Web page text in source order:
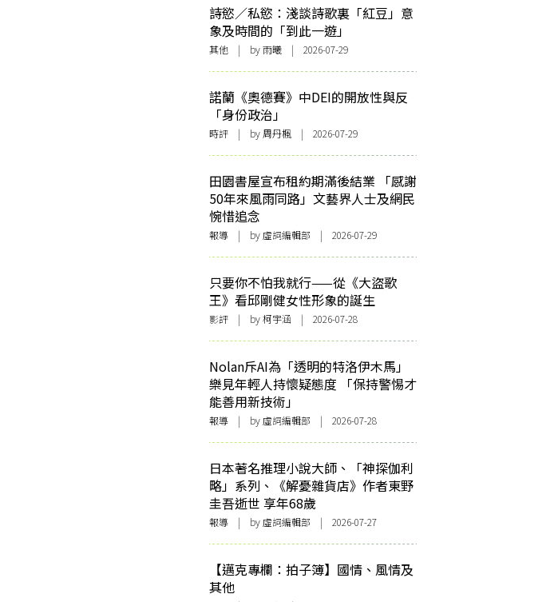
詩慾／私慾：淺談詩歌裏「紅豆」意
象及時間的「到此一遊」
其他 | by 雨曦 | 2026-07-29
諾蘭《奧德賽》中DEI的開放性與反
「身份政治」
時評 | by 周丹楓 | 2026-07-29
田園書屋宣布租約期滿後結業 「感謝
50年來風雨同路」文藝界人士及網民
惋惜追念
報導 | by 虛詞編輯部 | 2026-07-29
只要你不怕我就行——從《大盜歌
王》看邱剛健女性形象的誕生
影評 | by 柯宇涵 | 2026-07-28
Nolan斥AI為「透明的特洛伊木馬」
樂見年輕人持懷疑態度 「保持警惕才
能善用新技術」
報導 | by 虛詞編輯部 | 2026-07-28
日本著名推理小說大師、「神探伽利
略」系列、《解憂雜貨店》作者東野
圭吾逝世 享年68歲
報導 | by 虛詞編輯部 | 2026-07-27
【邁克專欄：拍子簿】國情、風情及
其他